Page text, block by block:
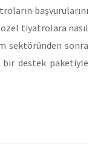
başvurularını
tiyatrolara nasıl
sektöründen sonra
destek paketiyle